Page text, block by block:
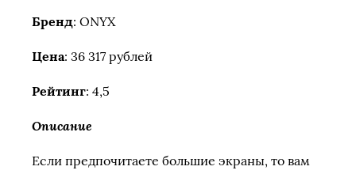
Бренд: ONYX
Цена: 36 317 рублей
Рейтинг: 4,5
Описание
Если предпочитаете большие экраны, то вам